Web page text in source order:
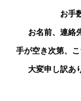
お手
お名前、連絡
手が空き次第、
大変申し訳あ